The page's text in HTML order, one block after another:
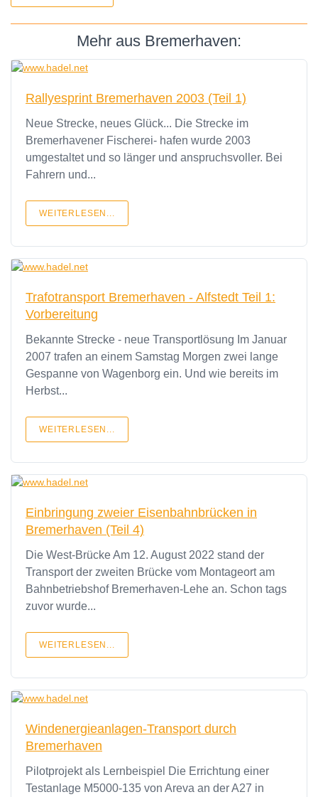
Mehr aus Bremerhaven:
Rallyesprint Bremerhaven 2003 (Teil 1)
Neue Strecke, neues Glück... Die Strecke im
Bremerhavener Fischerei- hafen wurde 2003
umgestaltet und so länger und anspruchsvoller. Bei
Fahrern und...
WEITERLESEN...
Trafotransport Bremerhaven - Alfstedt Teil 1:
Vorbereitung
Bekannte Strecke - neue Transportlösung Im Januar
2007 trafen an einem Samstag Morgen zwei lange
Gespanne von Wagenborg ein. Und wie bereits im
Herbst...
WEITERLESEN...
Einbringung zweier Eisenbahnbrücken in
Bremerhaven (Teil 4)
Die West-Brücke Am 12. August 2022 stand der
Transport der zweiten Brücke vom Montageort am
Bahnbetriebshof Bremerhaven-Lehe an. Schon tags
zuvor wurde...
WEITERLESEN...
Windenergieanlagen-Transport durch
Bremerhaven
Pilotprojekt als Lernbeispiel Die Errichtung einer
Testanlage M5000-135 von Areva an der A27 in